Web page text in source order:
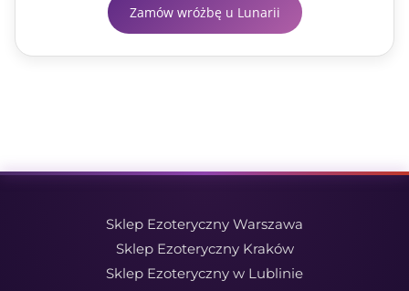
Zamów wróżbę u Lunarii
Sklep Ezoteryczny Warszawa
Sklep Ezoteryczny Kraków
Sklep Ezoteryczny w Lublinie